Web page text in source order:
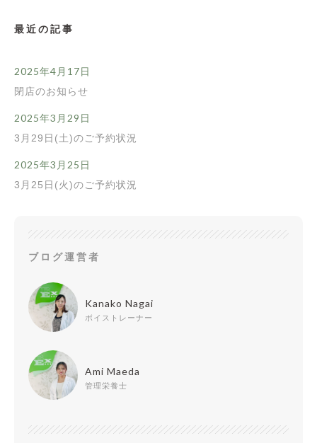
最近の記事
閉店のお知らせ
2025年4月17日
3月29日(土)のご予約状況
2025年3月29日
3月25日(火)のご予約状況
2025年3月25日
ブログ運営者
Kanako Nagai
ボイストレーナー
Ami Maeda
管理栄養士